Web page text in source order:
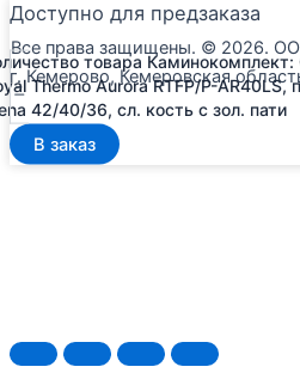
Все права защищены. © 2026.
г. Кемерово, Кемеровская
Доступно для предзаказа
-
товара Каминокомплект:
Thermo Aurora RTFP/P-AR40LS,
42/40/36, сл. кость с зол. пати
В заказ